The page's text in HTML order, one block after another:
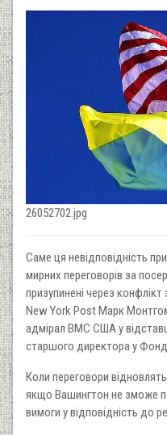
26052702.jpg
Саме ця невідповідність
мирних переговорів за
призупинені через конфлікт
New York Post Марк
адмірал ВМС США у
старшого директора у
Коли переговори
якщо Вашингтон не зможе
вимоги у відповідність до